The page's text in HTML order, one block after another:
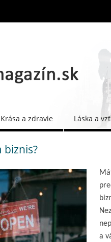
Krása a zdravie Láska a
biznis?
a